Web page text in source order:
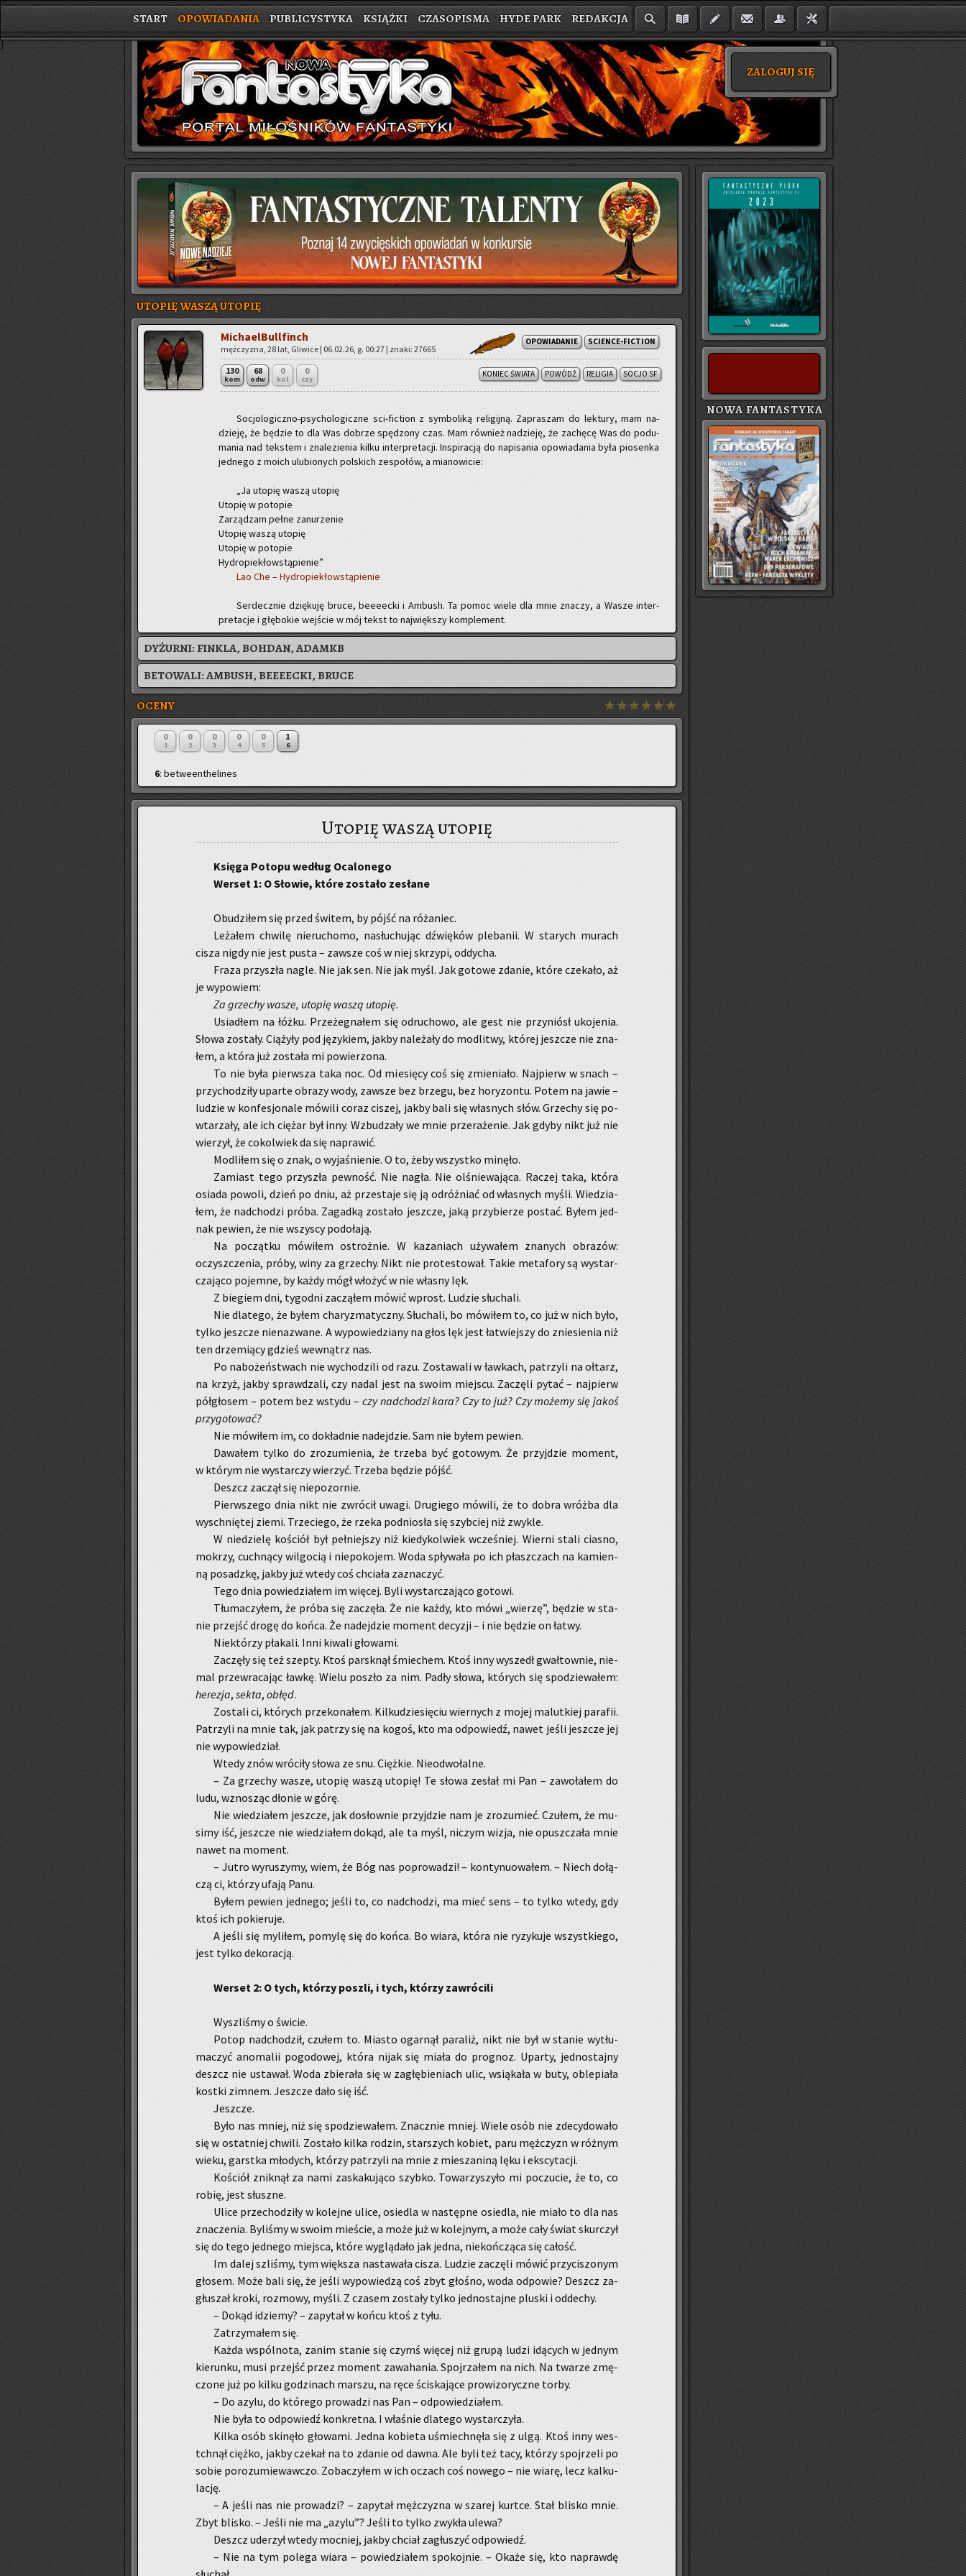
START OPOWIADANIA PUBLICYSTYKA KSIĄŻKI CZASOPISMA HYDE PARK REDAKCJA
ZALOGUJ SIĘ
}
UTOPIĘ WASZĄ UTOPIĘ
OPOWIADANIE SCIENCE-FICTION
Mi­cha­el­Bul­l­finch
męż­czy­zna, 28 lat, Gli­wi­ce | 06.02.26, g. 00:27 | znaki: 27665
130
kom
68
odw
0
kol
0
czy
KONIEC ŚWIATA POWÓDŹ RELIGIA SOCJO SF
So­cjo­lo­gicz­no-psy­cho­lo­gicz­ne sci-fic­tion z sym­bo­li­ką re­li­gij­ną. Za­pra­szam do lek­tu­ry, mam na­
dzie­ję, że bę­dzie to dla Was do­brze spę­dzo­ny czas. Mam rów­nież na­dzie­ję, że za­chę­cę Was do po­du­
ma­nia nad tek­stem i zna­le­zie­nia kilku in­ter­pre­ta­cji. In­spi­ra­cją do na­pi­sa­nia opo­wia­da­nia była pio­sen­ka
jed­ne­go z moich ulu­bio­nych pol­skich ze­spo­łów, a mia­no­wi­cie:
„Ja uto­pię waszą uto­pię
Uto­pię w po­to­pie
Za­rzą­dzam pełne za­nu­rze­nie
Uto­pię waszą uto­pię
Uto­pię w po­to­pie
Hy­dro­pie­kłow­stą­pie­nie”
Lao Che – Hy­dro­pie­kłow­stą­pie­nie
Ser­decz­nie dzię­ku­ję bruce, be­eeec­ki i Am­bush. Ta pomoc wiele dla mnie zna­czy, a Wasze in­ter­
pre­ta­cje i głę­bo­kie wej­ście w mój tekst to naj­więk­szy kom­ple­ment.
DYŻURNI:FINKLA, BOHDAN, ADAMKB
BETOWALI:AMBUSH,BEEEECKI,BRUCE
OCENY
0
1
0
2
0
3
0
4
0
5
1
6
6: betweenthelines
Utopię waszą utopię
Księ­ga Po­to­pu we­dług Oca­lo­ne­go
Wer­set 1: O Sło­wie, które zo­sta­ło ze­sła­ne
Obu­dzi­łem się przed świ­tem, by pójść na ró­ża­niec.
Le­ża­łem chwi­lę nie­ru­cho­mo, na­słu­chu­jąc dźwię­ków ple­ba­nii. W sta­rych mu­rach
cisza nigdy nie jest pusta – za­wsze coś w niej skrzy­pi, od­dy­cha.
Fraza przy­szła nagle. Nie jak sen. Nie jak myśl. Jak go­to­we zda­nie, które cze­ka­ło, aż
je wy­po­wiem:
Za grze­chy wasze, uto­pię waszą uto­pię.
Usia­dłem na łóżku. Prze­że­gna­łem się od­ru­cho­wo, ale gest nie przy­niósł uko­je­nia.
Słowa zo­sta­ły. Cią­ży­ły pod ję­zy­kiem, jakby na­le­ża­ły do mo­dli­twy, któ­rej jesz­cze nie zna­
łem, a która już zo­sta­ła mi po­wie­rzo­na.
To nie była pierw­sza taka noc. Od mie­się­cy coś się zmie­nia­ło. Naj­pierw w snach –
przy­cho­dzi­ły upar­te ob­ra­zy wody, za­wsze bez brze­gu, bez ho­ry­zon­tu. Potem na jawie –
lu­dzie w kon­fe­sjo­na­le mó­wi­li coraz ci­szej, jakby bali się wła­snych słów. Grze­chy się po­
wta­rza­ły, ale ich cię­żar był inny. Wzbu­dza­ły we mnie prze­ra­że­nie. Jak gdyby nikt już nie
wie­rzył, że co­kol­wiek da się na­pra­wić.
Mo­dli­łem się o znak, o wy­ja­śnie­nie. O to, żeby wszyst­ko mi­nę­ło.
Za­miast tego przy­szła pew­ność. Nie nagła. Nie olśnie­wa­ją­ca. Ra­czej taka, która
osia­da po­wo­li, dzień po dniu, aż prze­sta­je się ją od­róż­niać od wła­snych myśli. Wie­dzia­
łem, że nad­cho­dzi próba. Za­gad­ką zo­sta­ło jesz­cze, jaką przy­bie­rze po­stać. Byłem jed­
nak pe­wien, że nie wszy­scy po­do­ła­ją.
Na po­cząt­ku mó­wi­łem ostroż­nie. W ka­za­niach uży­wa­łem zna­nych ob­ra­zów:
oczysz­cze­nia, próby, winy za grze­chy. Nikt nie pro­te­sto­wał. Takie me­ta­fo­ry są wy­star­
cza­ją­co po­jem­ne, by każdy mógł wło­żyć w nie wła­sny lęk.
Z bie­giem dni, ty­go­dni za­czą­łem mówić wprost. Lu­dzie słu­cha­li.
Nie dla­te­go, że byłem cha­ry­zma­tycz­ny. Słu­cha­li, bo mó­wi­łem to, co już w nich było,
tylko jesz­cze nie­na­zwa­ne. A wy­po­wie­dzia­ny na głos lęk jest ła­twiej­szy do znie­sie­nia niż
ten drze­mią­cy gdzieś we­wnątrz nas.
Po na­bo­żeń­stwach nie wy­cho­dzi­li od razu. Zo­sta­wa­li w ław­kach, pa­trzy­li na oł­tarz,
na krzyż, jakby spraw­dza­li, czy nadal jest na swoim miej­scu. Za­czę­li pytać – naj­pierw
pół­gło­sem – potem bez wsty­du – czy nad­cho­dzi kara? Czy to już? Czy mo­że­my się jakoś
przy­go­to­wać?
Nie mó­wi­łem im, co do­kład­nie na­dej­dzie. Sam nie byłem pe­wien.
Da­wa­łem tylko do zro­zu­mie­nia, że trze­ba być go­to­wym. Że przyj­dzie mo­ment,
w któ­rym nie wy­star­czy wie­rzyć. Trze­ba bę­dzie pójść.
Deszcz za­czął się nie­po­zor­nie.
Pierw­sze­go dnia nikt nie zwró­cił uwagi. Dru­gie­go mó­wi­li, że to dobra wróż­ba dla
wy­schnię­tej ziemi. Trze­cie­go, że rzeka pod­nio­sła się szyb­ciej niż zwy­kle.
W nie­dzie­lę ko­ściół był peł­niej­szy niż kie­dy­kol­wiek wcze­śniej. Wier­ni stali cia­sno,
mo­krzy, cuch­ną­cy wil­go­cią i nie­po­ko­jem. Woda spły­wa­ła po ich płasz­czach na ka­mien­
ną po­sadz­kę, jakby już wtedy coś chcia­ła za­zna­czyć.
Tego dnia po­wie­dzia­łem im wię­cej. Byli wy­star­cza­ją­co go­to­wi.
Tłu­ma­czy­łem, że próba się za­czę­ła. Że nie każdy, kto mówi „wie­rzę”, bę­dzie w sta­
nie przejść drogę do końca. Że na­dej­dzie mo­ment de­cy­zji – i nie bę­dzie on łatwy.
Nie­któ­rzy pła­ka­li. Inni ki­wa­li gło­wa­mi.
Za­czę­ły się też szep­ty. Ktoś par­sk­nął śmie­chem. Ktoś inny wy­szedł gwał­tow­nie, nie­
mal prze­wra­ca­jąc ławkę. Wielu po­szło za nim. Padły słowa, któ­rych się spo­dzie­wa­łem:
he­re­zja, sekta, obłęd.
Zo­sta­li ci, któ­rych prze­ko­na­łem. Kil­kudzie­sięciu wier­nych z mojej ma­lut­kiej pa­ra­fii.
Pa­trzy­li na mnie tak, jak pa­trzy się na kogoś, kto ma od­po­wiedź, nawet jeśli jesz­cze jej
nie wy­po­wie­dział.
Wtedy znów wró­ci­ły słowa ze snu. Cięż­kie. Nie­odwo­łal­ne.
– Za grze­chy wasze, uto­pię waszą uto­pię! Te słowa ze­słał mi Pan – za­wo­ła­łem do
ludu, wzno­sząc dło­nie w górę.
Nie wie­dzia­łem jesz­cze, jak do­słow­nie przyj­dzie nam je zro­zu­mieć. Czu­łem, że mu­
si­my iść, jesz­cze nie wie­dzia­łem dokąd, ale ta myśl, ni­czym wizja, nie opusz­cza­ła mnie
nawet na mo­ment.
– Jutro wy­ru­szy­my, wiem, że Bóg nas po­pro­wa­dzi! – kon­ty­nu­owa­łem. – Niech do­łą­
czą ci, któ­rzy ufają Panu.
Byłem pe­wien jed­ne­go; jeśli to, co nad­cho­dzi, ma mieć sens – to tylko wtedy, gdy
ktoś ich po­kieruje.
A jeśli się my­li­łem, po­my­lę się do końca. Bo wiara, która nie ry­zy­ku­je wszyst­kie­go,
jest tylko de­ko­ra­cją.
Wer­set 2: O tych, któ­rzy po­szli, i tych, któ­rzy za­wró­ci­li
Wy­szli­śmy o świ­cie.
Potop nad­cho­dził, czu­łem to. Mia­sto ogar­nął pa­ra­liż, nikt nie był w sta­nie wy­tłu­
ma­czyć ano­ma­lii po­go­do­wej, która nijak się miała do pro­gnoz. Upar­ty, jed­no­staj­ny
deszcz nie usta­wał. Woda zbie­ra­ła się w za­głę­bie­niach ulic, wsią­ka­ła w buty, ob­le­pia­ła
kost­ki zim­nem. Jesz­cze dało się iść.
Jesz­cze.
Było nas mniej, niż się spo­dzie­wa­łem. Znacz­nie mniej. Wiele osób nie zde­cy­do­wa­ło
się w ostat­niej chwi­li. Zo­sta­ło kilka ro­dzi­n, star­szych ko­biet, paru męż­czyzn w róż­nym
wieku, garst­ka mło­dych, któ­rzy pa­trzy­li na mnie z mie­sza­ni­ną lęku i eks­cy­ta­cji.
Ko­ściół znik­nął za nami za­ska­ku­ją­co szyb­ko. To­wa­rzy­szy­ło mi po­czu­cie, że to, co
robię, jest słusz­ne.
Ulice prze­cho­dzi­ły w ko­lej­ne ulice, osie­dla w na­stęp­ne osie­dla, nie miało to dla nas
zna­cze­nia. By­li­śmy w swoim mie­ście, a może już w ko­lej­nym, a może cały świat skur­czył
się do tego jed­ne­go miej­sca, które wy­glą­da­ło jak jedna, nie­koń­czą­ca się ca­łość.
Im dalej szli­śmy, tym więk­sza na­sta­wa­ła cisza. Lu­dzie za­czę­li mówić przy­ci­szo­nym
gło­sem. Może bali się, że jeśli wy­po­wie­dzą coś zbyt gło­śno, woda od­po­wie? Deszcz za­
głu­szał kroki, roz­mo­wy, myśli. Z cza­sem zo­sta­ły tylko jed­no­staj­ne plu­ski i od­de­chy.
– Dokąd idzie­my? – za­py­tał w końcu ktoś z tyłu.
Za­trzy­ma­łem się.
Każda wspól­no­ta, zanim sta­nie się czymś wię­cej niż grupą ludzi idą­cych w jed­nym
kie­run­ku, musi przejść przez mo­ment za­wa­ha­nia. Spoj­rza­łem na nich. Na twa­rze zmę­
czo­ne już po kilku go­dzi­nach mar­szu, na ręce ści­ska­ją­ce pro­wi­zo­rycz­ne torby.
– Do azylu, do któ­re­go pro­wa­dzi nas Pan – od­po­wie­dzia­łem.
Nie była to od­po­wiedź kon­kret­na. I wła­śnie dla­te­go wy­star­czy­ła.
Kilka osób ski­nę­ło gło­wa­mi. Jedna ko­bie­ta uśmiech­nę­ła się z ulgą. Ktoś inny wes­
tchnął cięż­ko, jakby cze­kał na to zda­nie od dawna. Ale byli też tacy, któ­rzy spoj­rze­li po
sobie po­ro­zu­mie­waw­czo. Zo­ba­czy­łem w ich oczach coś no­we­go – nie wiarę, lecz kal­ku­
la­cję.
– A jeśli nas nie pro­wa­dzi? – za­py­tał męż­czy­zna w sza­rej kurt­ce. Stał bli­sko mnie.
Zbyt bli­sko. – Jeśli nie ma „azylu”? Jeśli to tylko zwy­kła ulewa?
Deszcz ude­rzył wtedy moc­niej, jakby chciał za­głu­szyć od­po­wiedź.
– Nie na tym po­le­ga wiara – po­wie­dzia­łem spo­koj­nie. – Okaże się, kto na­praw­dę
NOWA FANTASTYKA